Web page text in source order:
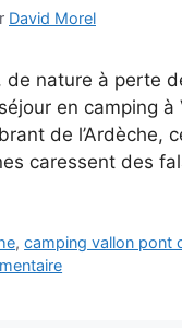
David Morel
de nature à perte
en camping
de l’Ardèche,
caressent des
,camping vallon pont